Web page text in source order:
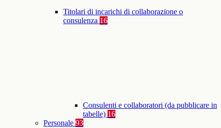
Titolari di incarichi di collaborazione o
consulenza 16
Consulenti e collaboratori (da pubblicare in
tabelle) 16
Personale 93